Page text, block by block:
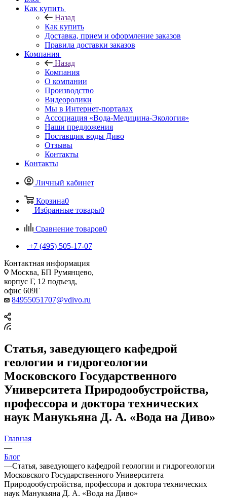
Как купить
Назад
Как купить
Доставка, прием и оформление заказов
Правила доставки заказов
Компания
Назад
Компания
О компании
Производство
Видеоролики
Мы в Интернет-порталах
Ассоциация «Вода-Медицина-Экология»
Наши предложения
Поставщик воды Диво
Отзывы
Контакты
Контакты
Личный кабинет
Корзина0
Избранные товары0
Сравнение товаров0
+7 (495) 505-17-07
Контактная информация
Москва, БП Румянцево,
корпус Г, 12 подъезд,
офис 609Г
84955051707@vdivo.ru
Статья, заведующего кафедрой
геологии и гидрогеологии
Московского Государственного
Университета Природообустройства,
профессора и доктора технических
наук Манукьяна Д. А. «Вода на Диво»
Главная
—
Блог
—Статья, заведующего кафедрой геологии и гидрогеологии
Московского Государственного Университета
Природообустройства, профессора и доктора технических
наук Манукьяна Д. А. «Вода на Диво»